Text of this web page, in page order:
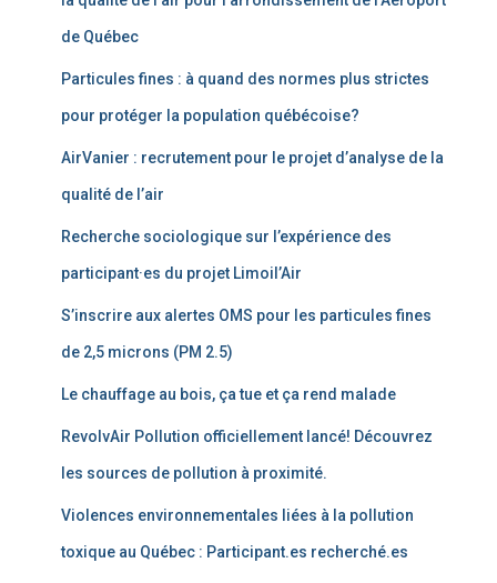
de Québec
Particules fines : à quand des normes plus strictes
pour protéger la population québécoise?
AirVanier : recrutement pour le projet d’analyse de la
qualité de l’air
Recherche sociologique sur l’expérience des
participant·es du projet Limoil’Air
S’inscrire aux alertes OMS pour les particules fines
de 2,5 microns (PM 2.5)
Le chauffage au bois, ça tue et ça rend malade
RevolvAir Pollution officiellement lancé! Découvrez
les sources de pollution à proximité.
Violences environnementales liées à la pollution
toxique au Québec : Participant.es recherché.es